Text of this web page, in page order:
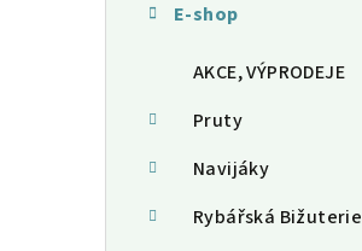
E-shop
AKCE, VÝPRODEJE
Pruty
Navijáky
Rybářská Bižuterie